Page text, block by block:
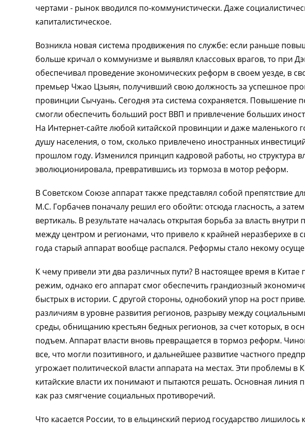
чертами - рынок вводился по-коммунистически. Даже
капиталистическое.
Возникла новая система продвижения по службе: если раньше
больше кричал о коммунизме и выявлял классовых врагов, то при
обеспечивал проведение экономических реформ в своем уезде, в
премьер Чжао Цзыян, получивший свою должность за успешное
провинции Сычуань. Сегодня эта система сохраняется. Повышение
смогли обеспечить больший рост ВВП и привлечение больших
На Интернет-сайте любой китайской провинции и даже маленького
душу населения, о том, сколько привлечено иностранных
прошлом году. Изменился принцип кадровой работы, но структура
эволюционировала, превратившись из тормоза в мотор реформ.
В Советском Союзе аппарат также представлял собой препятствие
М.С. Горбачев поначалу решил его обойти: отсюда гласность, а
вертикаль. В результате началась открытая борьба за власть
между центром и регионами, что привело к крайней неразберихе в
года старый аппарат вообще распался. Реформы стало некому
К чему привели эти два различных пути? В настоящее время в
режим, однако его аппарат смог обеспечить грандиозный
быстрых в истории. С другой стороны, однобокий упор на рост
различиям в уровне развития регионов, разрыву между
среды, обнищанию крестьян бедных регионов, за счет которых, в
подъем. Аппарат власти вновь превращается в тормоз реформ.
все, что могли позитивного, и дальнейшее развитие частного
угрожает политической власти аппарата на местах. Эти проблемы в
китайские власти их понимают и пытаются решать. Основная линия
как раз смягчение социальных противоречий.
Что касается России, то в ельцинский период государство лишилось